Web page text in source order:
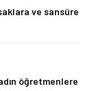
ve sansüre
öğretmenlere